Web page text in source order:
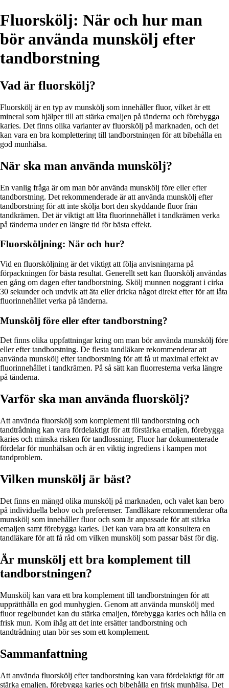
Fluorskölj: När och hur man
bör använda munskölj efter
tandborstning
Vad är fluorskölj?
Fluorskölj är en typ av munskölj som innehåller fluor, vilket är ett
mineral som hjälper till att stärka emaljen på tänderna och förebygga
karies. Det finns olika varianter av fluorskölj på marknaden, och det
kan vara en bra komplettering till tandborstningen för att bibehålla en
god munhälsa.
När ska man använda munskölj?
En vanlig fråga är om man bör använda munskölj före eller efter
tandborstning. Det rekommenderade är att använda munskölj efter
tandborstning för att inte skölja bort den skyddande fluor från
tandkrämen. Det är viktigt att låta fluorinnehållet i tandkrämen verka
på tänderna under en längre tid för bästa effekt.
Fluorsköljning: När och hur?
Vid en fluorsköljning är det viktigt att följa anvisningarna på
förpackningen för bästa resultat. Generellt sett kan fluorskölj användas
en gång om dagen efter tandborstning. Skölj munnen noggrant i cirka
30 sekunder och undvik att äta eller dricka något direkt efter för att låta
fluorinnehållet verka på tänderna.
Munskölj före eller efter tandborstning?
Det finns olika uppfattningar kring om man bör använda munskölj före
eller efter tandborstning. De flesta tandläkare rekommenderar att
använda munskölj efter tandborstning för att få ut maximal effekt av
fluorinnehållet i tandkrämen. På så sätt kan fluorresterna verka längre
på tänderna.
Varför ska man använda fluorskölj?
Att använda fluorskölj som komplement till tandborstning och
tandtrådning kan vara fördelaktigt för att förstärka emaljen, förebygga
karies och minska risken för tandlossning. Fluor har dokumenterade
fördelar för munhälsan och är en viktig ingrediens i kampen mot
tandproblem.
Vilken munskölj är bäst?
Det finns en mängd olika munskölj på marknaden, och valet kan bero
på individuella behov och preferenser. Tandläkare rekommenderar ofta
munskölj som innehåller fluor och som är anpassade för att stärka
emaljen samt förebygga karies. Det kan vara bra att konsultera en
tandläkare för att få råd om vilken munskölj som passar bäst för dig.
Är munskölj ett bra komplement till
tandborstningen?
Munskölj kan vara ett bra komplement till tandborstningen för att
upprätthålla en god munhygien. Genom att använda munskölj med
fluor regelbundet kan du stärka emaljen, förebygga karies och hålla en
frisk mun. Kom ihåg att det inte ersätter tandborstning och
tandtrådning utan bör ses som ett komplement.
Sammanfattning
Att använda fluorskölj efter tandborstning kan vara fördelaktigt för att
stärka emaljen, förebygga karies och bibehålla en frisk munhälsa. Det